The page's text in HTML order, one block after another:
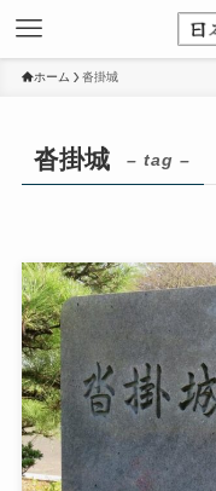
ホーム 沓掛城
沓掛城 – tag –